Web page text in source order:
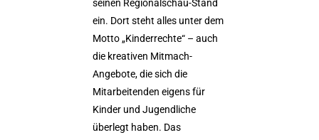
seinen Regionalschau-Stand
ein. Dort steht alles unter dem
Motto „Kinderrechte“ – auch
die kreativen Mitmach-
Angebote, die sich die
Mitarbeitenden eigens für
Kinder und Jugendliche
überlegt haben. Das